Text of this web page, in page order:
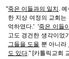
"죽은 이들과의 일치 .
한 지상 여정의 교회는
억하였다.' '죽은 이들
고도 경건한 생각이었
그들을 도울 뿐 아니라
도 있다." [카톨릭교회